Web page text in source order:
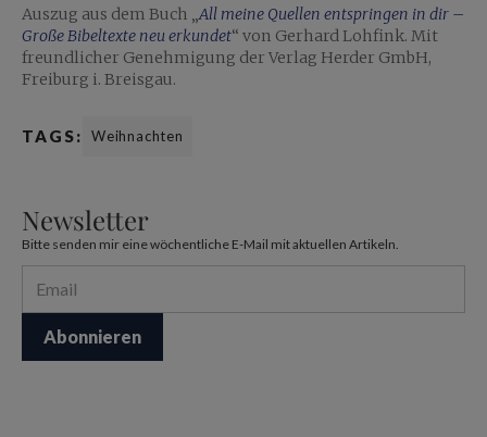
Auszug aus dem Buch „All meine Quellen entspringen in dir –
Große Bibeltexte neu erkundet“ von Gerhard Lohfink. Mit
freundlicher Genehmigung der Verlag Herder GmbH,
Freiburg i. Breisgau.
TAGS: Weihnachten
Newsletter
Bitte senden mir eine wöchentliche E-Mail mit aktuellen Artikeln.